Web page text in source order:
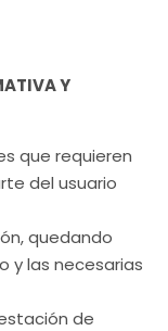
Y
que requieren
del usuario
quedando
y las necesarias
de